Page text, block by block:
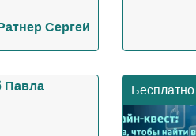
Сергей
Бесплатно